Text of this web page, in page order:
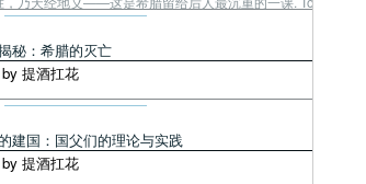
秘：希腊的灭亡
提酒扛花
建国：国父们的理论与实践
提酒扛花